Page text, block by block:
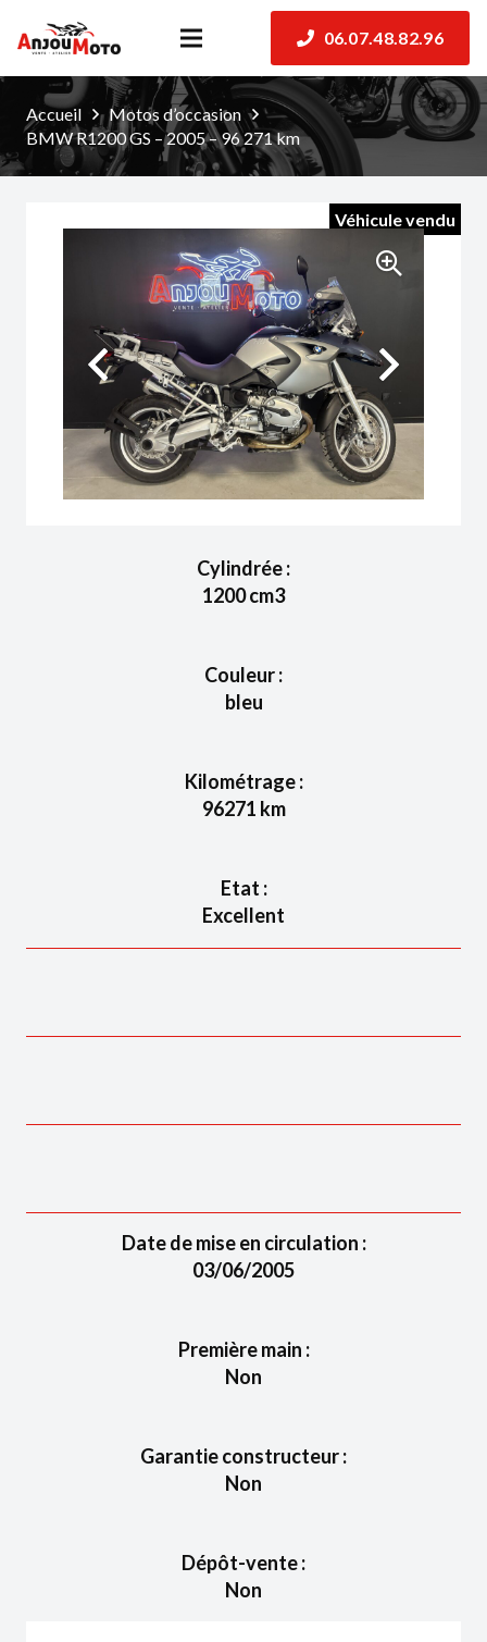
06.07.48.82.96
Accueil
Motos d’occasion
BMW R1200 GS – 2005 – 96 271 km
Véhicule vendu
Cylindrée :
1200cm3
Couleur :
bleu
Kilométrage :
96271 km
Etat :
Excellent
Date de mise en circulation :
03/06/2005
Première main :
Non
Garantie constructeur :
Non
Dépôt-vente :
Non